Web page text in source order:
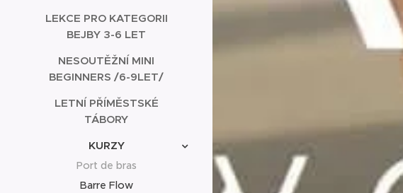
LEKCE PRO KATEGORII
BEJBY 3-6 LET
NESOUTĚŽNÍ MINI
BEGINNERS /6-9LET/
LETNÍ PŘÍMĚSTSKÉ
TÁBORY
KURZY
Port de bras
Barre Flow